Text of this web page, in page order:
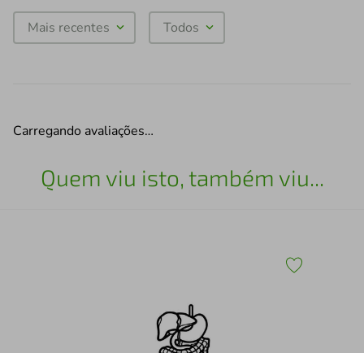
Mais recentes Todos
Carregando avaliações…
Quem viu isto, também viu...